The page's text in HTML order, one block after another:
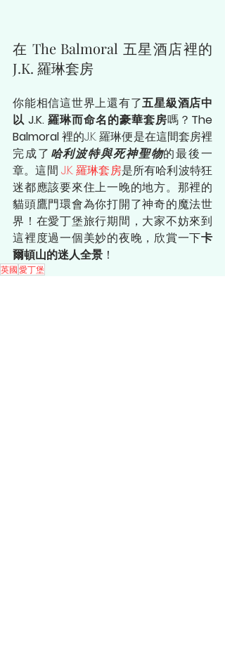
在 The Balmoral 五星酒店裡的
J.K. 羅琳套房
你能相信這世界上還有了五星級酒店中
以 J.K. 羅琳而命名的豪華套房嗎？ The
Balmoral 裡的J.K. 羅琳便是在這間套房裡
完成了 哈利波特與死神聖物的最後一
章。這間 J.K. 羅琳套房是所有哈利波特狂
迷都應該要來住上一晚的地方。那裡的
貓頭鷹門環會為你打開了神奇的魔法世
界！在愛丁堡旅行期間，大家不妨來到
這裡度過一個美妙的夜晚，欣賞一下卡
爾頓山的迷人全景 ！
英國愛丁堡